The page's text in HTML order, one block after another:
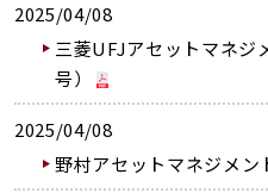
2025/04/08
三菱UFJアセットマネジ
号）
2025/04/08
野村アセットマネジメ